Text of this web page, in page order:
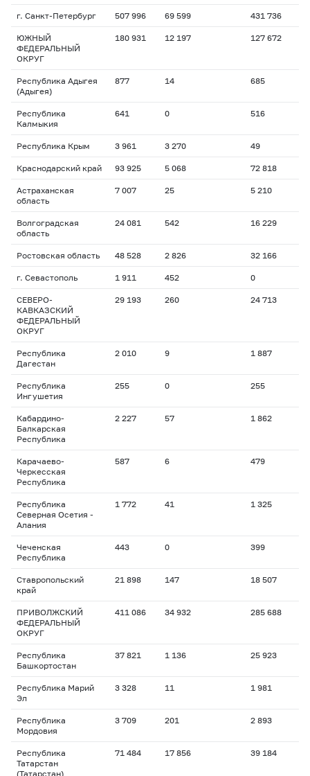
г. Санкт-Петербург 507 996 69 599 431 736
ЮЖНЫЙ
ФЕДЕРАЛЬНЫЙ
ОКРУГ
180 931 12 197 127 672
Республика Адыгея
(Адыгея)
877 14 685
Республика
Калмыкия
641 0 516
Республика Крым 3 961 3 270 49
Краснодарский край 93 925 5 068 72 818
Астраханская
область
7 007 25 5 210
Волгоградская
область
24 081 542 16 229
Ростовская область 48 528 2 826 32 166
г. Севастополь 1 911 452 0
СЕВЕРО-
КАВКАЗСКИЙ
ФЕДЕРАЛЬНЫЙ
ОКРУГ
29 193 260 24 713
Республика
Дагестан
2 010 9 1 887
Республика
Ингушетия
255 0 255
Кабардино-
Балкарская
Республика
2 227 57 1 862
Карачаево-
Черкесская
Республика
587 6 479
Республика
Северная Осетия -
Алания
1 772 41 1 325
Чеченская
Республика
443 0 399
Ставропольский
край
21 898 147 18 507
ПРИВОЛЖСКИЙ
ФЕДЕРАЛЬНЫЙ
ОКРУГ
411 086 34 932 285 688
Республика
Башкортостан
37 821 1 136 25 923
Республика Марий
Эл
3 328 11 1 981
Республика
Мордовия
3 709 201 2 893
Республика
Татарстан
(Татарстан)
71 484 17 856 39 184